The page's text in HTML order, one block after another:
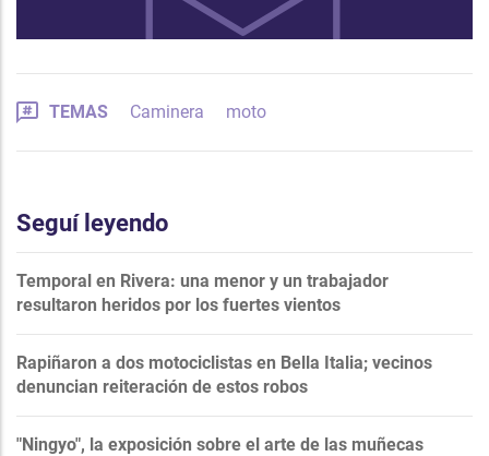
TEMAS Caminera moto
Seguí leyendo
Temporal en Rivera: una menor y un trabajador
resultaron heridos por los fuertes vientos
Rapiñaron a dos motociclistas en Bella Italia; vecinos
denuncian reiteración de estos robos
"Ningyo", la exposición sobre el arte de las muñecas